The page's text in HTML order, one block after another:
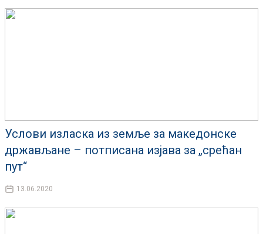
Услови изласка из земље за македонске
држављане – потписана изјава за „срећан
пут“
13.06.2020